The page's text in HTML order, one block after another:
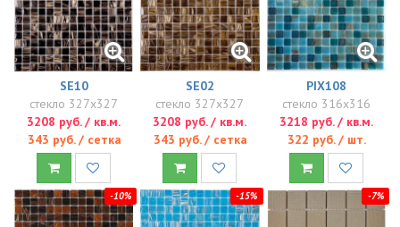
SE10
стекло 327x327
3208 руб. / кв.м.
343 руб. / сетка
SE02
стекло 327x327
3208 руб. / кв.м.
343 руб. / сетка
PIX108
стекло 316x316
3218 руб. / кв.м.
322 руб. / шт.
-10% -15% -7%